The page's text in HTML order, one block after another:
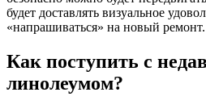
будет доставлять визуальное
«напрашиваться» на новый ремонт.
Как поступить с
линолеумом?